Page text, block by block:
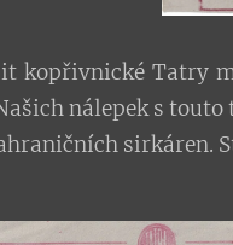
kopřivnické Tatry
nálepek s touto
sirkáren.